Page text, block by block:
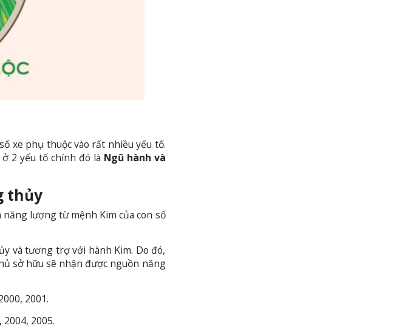
xe phụ thuộc vào rất nhiều yếu tố.
2 yếu tố chính đó là Ngũ hành và
thủy
lượng từ mệnh Kim của con số
và tương trợ với hành Kim. Do đó,
sở hữu sẽ nhận được nguồn năng
2001.
2005.